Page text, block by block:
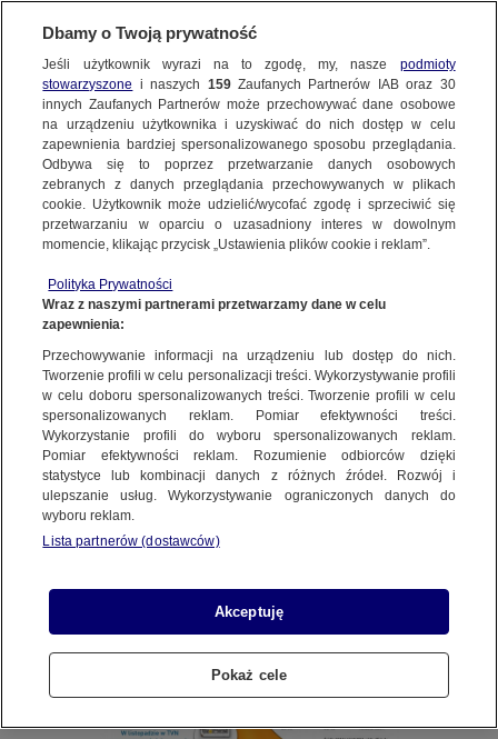
BIURO REKLAMY TVN MEDIA
17.10.2016
BIURO REKLAMY TVN MEDIA OTWIERA SPRZEDAŻ
REKLAM W TVN NA LISTOPAD 2016
TVN BR TVN MEDIA
Dbamy o Twoją prywatność
Jeśli użytkownik wyrazi na to zgodę, my, nasze podmioty
stowarzyszone i naszych 159Zaufanych Partnerów IAB oraz 30
innych Zaufanych Partnerów może przechowywać dane osobowe
na urządzeniu użytkownika i uzyskiwać do nich dostęp w celu
zapewnienia bardziej spersonalizowanego sposobu przeglądania.
Odbywa się to poprzez przetwarzanie danych osobowych
zebranych z danych przeglądania przechowywanych w plikach
cookie. Użytkownik może udzielić/wycofać zgodę i sprzeciwić się
przetwarzaniu w oparciu o uzasadniony interes w dowolnym
momencie, klikając przycisk „Ustawienia plików cookie i reklam”.
Polityka Prywatności
Wraz z naszymi partnerami przetwarzamy dane w celu
zapewnienia:
Przechowywanie informacji na urządzeniu lub dostęp do nich.
Tworzenie profili w celu personalizacji treści. Wykorzystywanie profili
w celu doboru spersonalizowanych treści. Tworzenie profili w celu
spersonalizowanych reklam. Pomiar efektywności treści.
Wykorzystanie profili do wyboru spersonalizowanych reklam.
Pomiar efektywności reklam. Rozumienie odbiorców dzięki
statystyce lub kombinacji danych z różnych źródeł. Rozwój i
ulepszanie usług. Wykorzystywanie ograniczonych danych do
wyboru reklam.
Lista partnerów (dostawców)
Akceptuję
Pokaż cele